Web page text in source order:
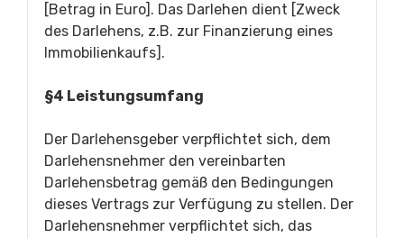
[Betrag in Euro]. Das Darlehen dient [Zweck
des Darlehens, z.B. zur Finanzierung eines
Immobilienkaufs].
§4 Leistungsumfang
Der Darlehensgeber verpflichtet sich, dem
Darlehensnehmer den vereinbarten
Darlehensbetrag gemäß den Bedingungen
dieses Vertrags zur Verfügung zu stellen. Der
Darlehensnehmer verpflichtet sich, das